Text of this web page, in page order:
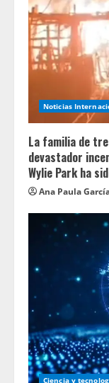
Noticias
La familia de
devastador
Wylie Park ha
Ana Paula
Ciencia y